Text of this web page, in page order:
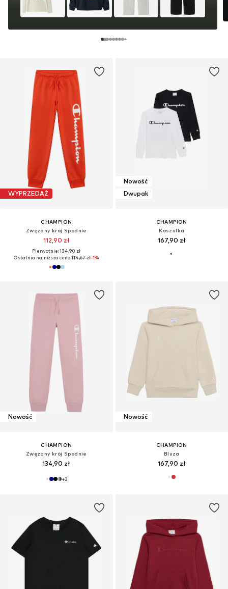
WYPRZEDAŻ
CHAMPION
Zwężany krój Spodnie
112,90 zł
Pierwotnie: 134,90 zł
Ostatnia najniższa cena:114,67 zł-1%
Nowość
Dwupak
CHAMPION
Koszulka
167,90 zł
Nowość
CHAMPION
Zwężany krój Spodnie
134,90 zł
+2
Nowość
CHAMPION
Bluza
167,90 zł